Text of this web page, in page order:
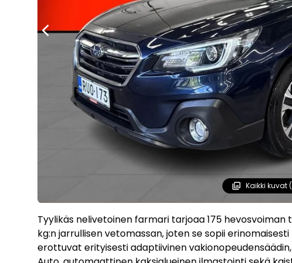
Kaikki kuvat
Tyylikäs nelivetoinen farmari tarjoaa 175
kg:n jarrullisen vetomassan, joten se sopii
erottuvat erityisesti adaptiivinen